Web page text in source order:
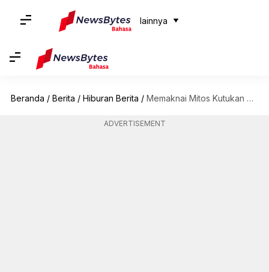
lainnya
Beranda / Berita / Hiburan Berita / Memaknai Mitos Kutukan Superman Di Tanah Hollywood
ADVERTISEMENT